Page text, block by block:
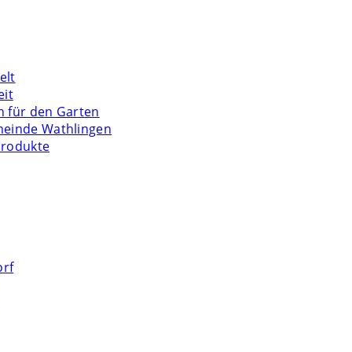
für den Garten
Wathlingen